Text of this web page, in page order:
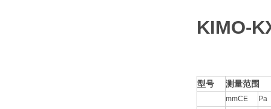
KIMO-
型号 测量范围
mmCE
Pa